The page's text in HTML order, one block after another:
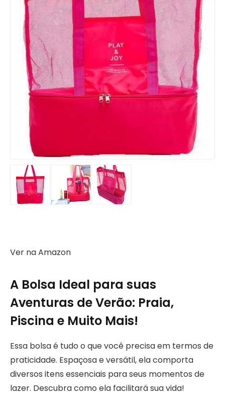
Ver na Amazon
A Bolsa Ideal para suas
Aventuras de Verão: Praia,
Piscina e Muito Mais!
Essa bolsa é tudo o que você precisa em termos de
praticidade. Espaçosa e versátil, ela comporta
diversos itens essenciais para seus momentos de
lazer. Descubra como ela facilitará sua vida!